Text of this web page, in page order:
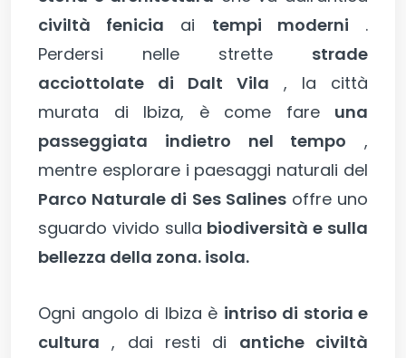
civiltà fenicia ai tempi moderni .
Perdersi nelle strette strade
acciottolate di Dalt Vila , la città
murata di Ibiza, è come fare una
passeggiata indietro nel tempo ,
mentre esplorare i paesaggi naturali del
Parco Naturale di Ses Salinesoffre uno
sguardo vivido sulla biodiversità e sulla
bellezza della zona. isola.
Ogni angolo di Ibiza è intriso di storia e
cultura , dai resti di antiche civiltà